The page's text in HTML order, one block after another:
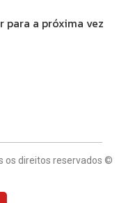
para a próxima vez
os direitos reservados ©